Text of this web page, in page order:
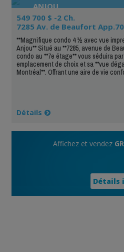
ANJOU
549 700 $ -2 Ch.
7285 Av. de Beaufort
**Magnifique condo 4 ½ avec vue
Anjou** Situé au **7285, avenue de
condo au **7e étage** vous séduira
emplacement de choix et sa **vue
Montréal**. Offrant une aire de vie
Détails
Affichez et vendez
Détails